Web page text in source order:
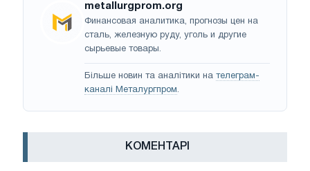
metallurgprom.org
Финансовая аналитика, прогнозы цен на
сталь, железную руду, уголь и другие
сырьевые товары.
Більше новин та аналітики на телеграм-
каналі Металургпром.
КОМЕНТАРІ